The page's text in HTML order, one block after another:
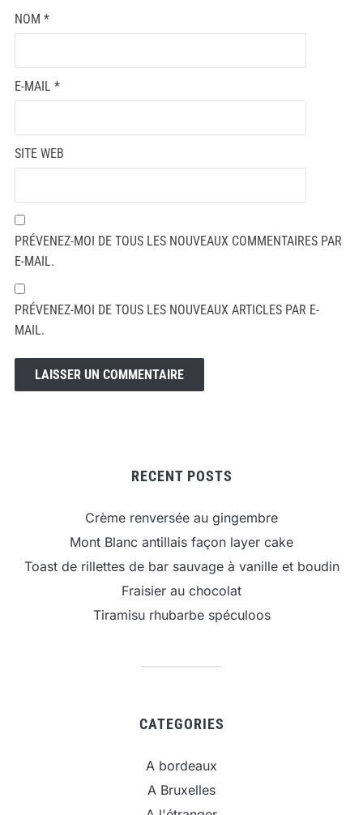
NOM *
E-MAIL *
SITE WEB
PRÉVENEZ-MOI DE TOUS LES NOUVEAUX COMMENTAIRES PAR
E-MAIL.
PRÉVENEZ-MOI DE TOUS LES NOUVEAUX ARTICLES PAR E-
MAIL.
RECENT POSTS
Crème renversée au gingembre
Mont Blanc antillais façon layer cake
Toast de rillettes de bar sauvage à vanille et boudin
Fraisier au chocolat
Tiramisu rhubarbe spéculoos
CATEGORIES
A bordeaux
A Bruxelles